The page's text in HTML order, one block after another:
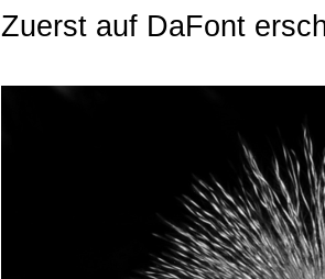
Zuerst auf DaFont